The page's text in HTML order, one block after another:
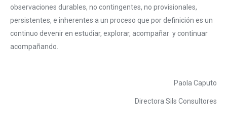
observaciones durables, no contingentes, no provisionales,
persistentes, e inherentes a un proceso que por definición es un
continuo devenir en estudiar, explorar, acompañar y continuar
acompañando.
Paola Caputo
Directora Sils Consultores